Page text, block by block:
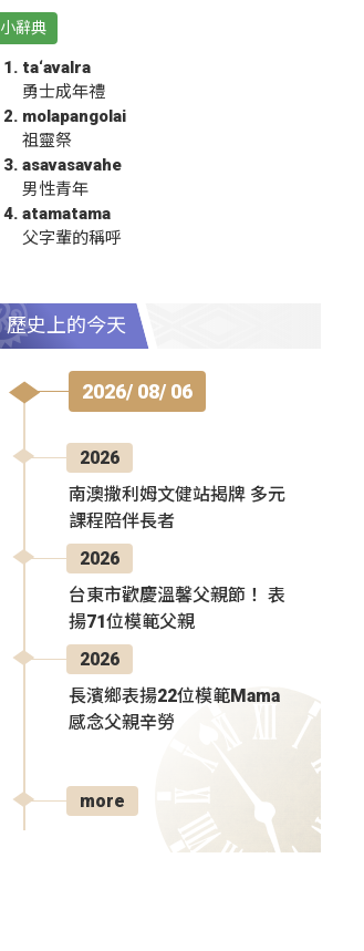
小辭典
ta‘avalra
勇士成年禮
molapangolai
祖靈祭
asavasavahe
男性青年
atamatama
父字輩的稱呼
歷史上的今天
2026/ 08/ 06
2026
南澳撒利姆文健站揭牌 多元
課程陪伴長者
2026
台東市歡慶溫馨父親節！ 表
揚71位模範父親
2026
長濱鄉表揚22位模範Mama
感念父親辛勞
more